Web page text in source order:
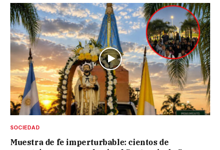
SOCIEDAD
Muestra de fe imperturbable: cientos de